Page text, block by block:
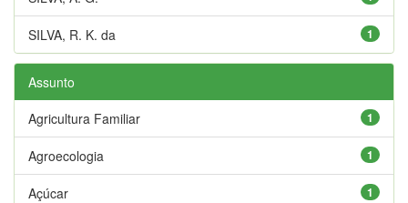
1
SILVA, R. K. da
Assunto
1
Agricultura Familiar
1
Agroecologia
1
Açúcar